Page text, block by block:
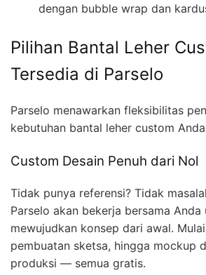
dengan bubble wrap dan
Pilihan Bantal Leher
Tersedia di Parselo
Parselo menawarkan fleksibilitas
kebutuhan bantal leher custom
Custom Desain Penuh dari Nol
Tidak punya referensi? Tidak
Parselo akan bekerja bersama Anda
mewujudkan konsep dari awal.
pembuatan sketsa, hingga mockup
produksi — semua gratis.